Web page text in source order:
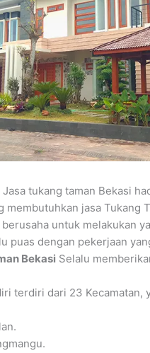
tukang taman Bekasi
membutuhkan jasa Tukang
untuk melakukan
puas dengan pekerjaan
Bekasi Selalu
terdiri dari 23 Kecamatan,